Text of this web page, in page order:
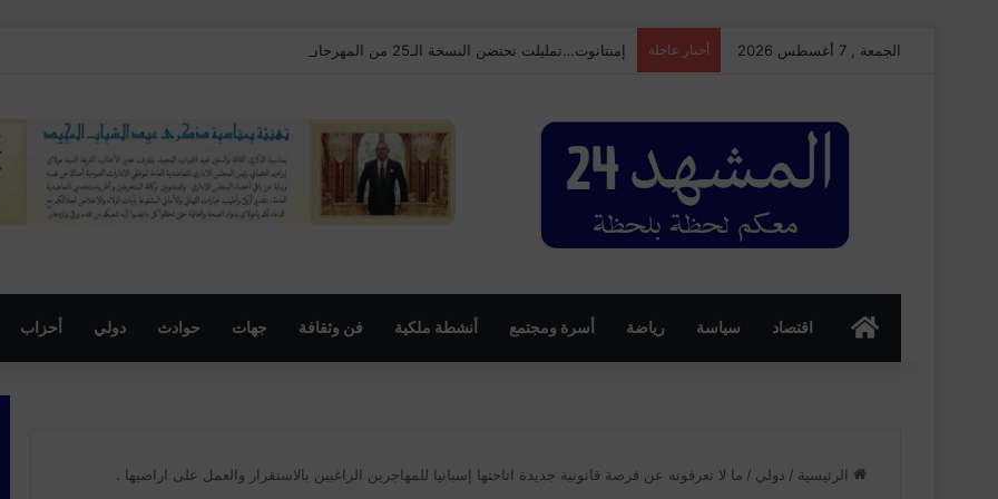
الجمعة , 7 أغسطس 2026 أخبار عاجلة إمنتانوت…تمليلت تحتضن النسخة الـ25 من المهرجان السنوي لموظفي الجماعة
الرئسيةاقتصاد سياسة رياضة أسرة ومجتمع أنشطة ملكية فن وثقافة جهات حوادث دولي أحزاب
الرئيسية / دولي / ما لا تعرفونه عن فرصة قانونية جديدة اتاحتها إسبانيا للمهاجرين الراغبين بالاستقرار والعمل على اراضيها .